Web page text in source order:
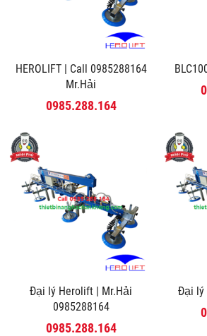
HEROLIFT | Call 0985288164
Mr.Hải
0985.288.164
Đại lý Herolift | Mr.Hải
0985288164
0985.288.164
Đại lý